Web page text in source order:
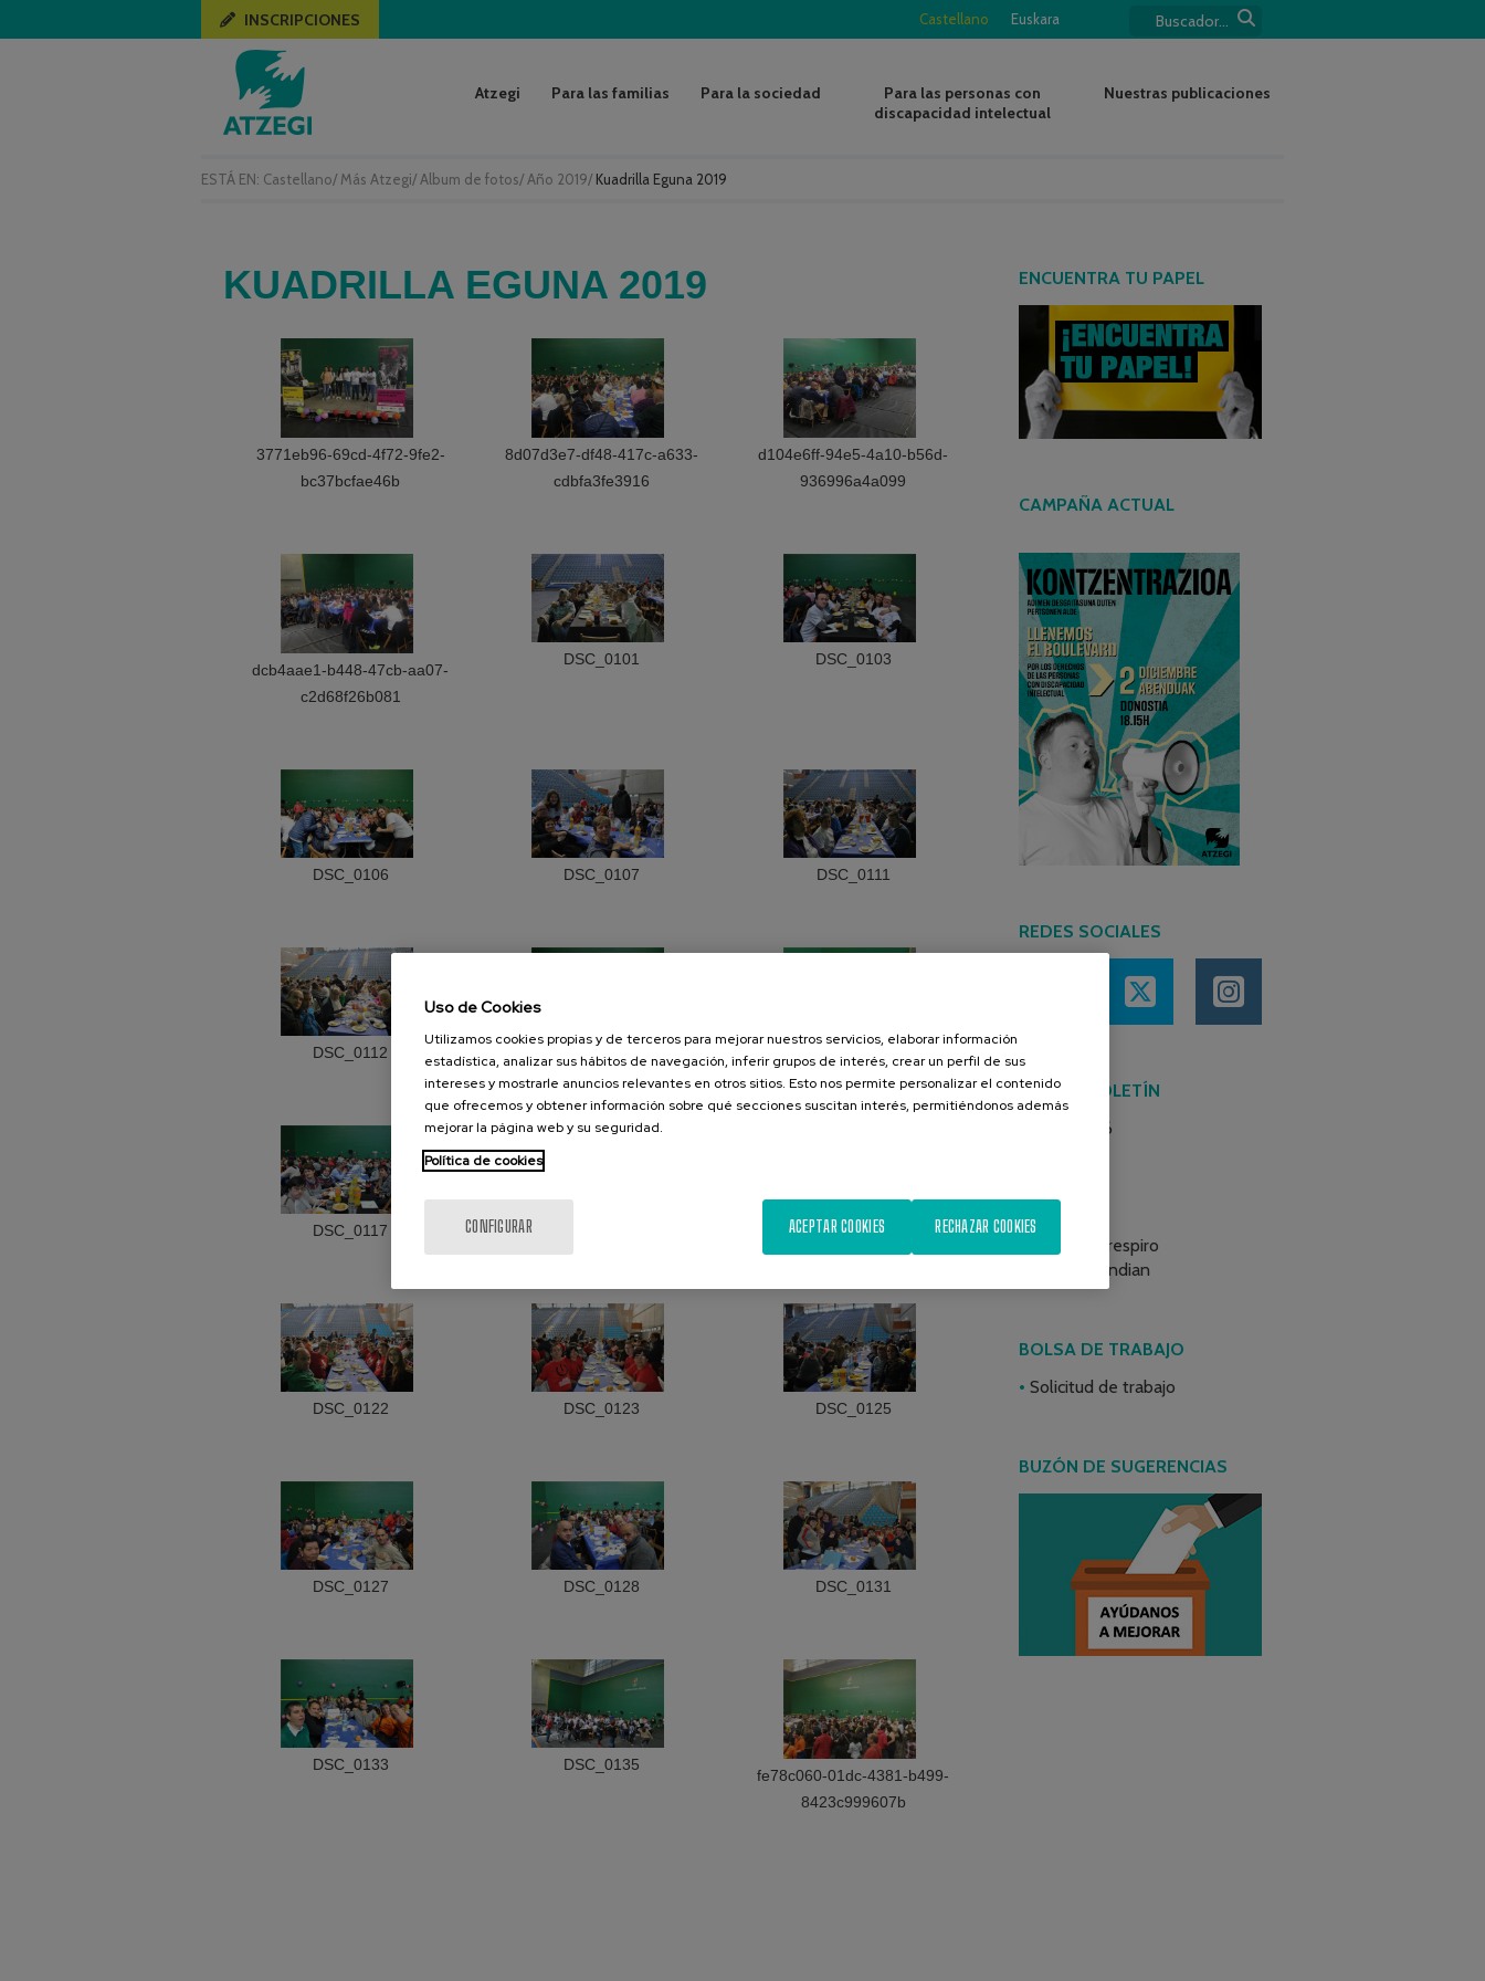
ESTÁ EN: Castellano/ Más Atzegi/ Album de fotos/ Año 2019/ Kuadrilla Eguna 2019
Castellano Euskara
INSCRIPCIONES
Atzegi Para las familias Para la sociedad
Para las personas con
discapacidad intelectual
Nuestras publicaciones
KUADRILLA EGUNA 2019
3771eb96-69cd-4f72-9fe2-
bc37bcfae46b
8d07d3e7-df48-417c-a633-
cdbfa3fe3916
d104e6ff-94e5-4a10-b56d-
936996a4a099
dcb4aae1-b448-47cb-aa07-
c2d68f26b081
DSC_0101 DSC_0103
DSC_0106 DSC_0107 DSC_0111
DSC_0112 DSC_0114 DSC_0116
DSC_0117 DSC_0121
DSC_0122 DSC_0123 DSC_0125
DSC_0127 DSC_0128 DSC_0131
DSC_0133 DSC_0135
fe78c060-01dc-4381-b499-
8423c999607b
ENCUENTRA TU PAPEL
CAMPAÑA ACTUAL
REDES SOCIALES
ÚLTIMO BOLETÍN
Junio 2026
BLOGS
Programa respiro
Atzegi Mendian
BOLSA DE TRABAJO
Solicitud de trabajo
BUZÓN DE SUGERENCIAS
Uso de Cookies
Utilizamos cookies propias y de terceros para mejorar nuestros servicios, elaborar información
estadística, analizar sus hábitos de navegación, inferir grupos de interés, crear un perfil de sus
intereses y mostrarle anuncios relevantes en otros sitios. Esto nos permite personalizar el contenido
que ofrecemos y obtener información sobre qué secciones suscitan interés, permitiéndonos además
mejorar la página web y su seguridad.
Política de cookies
CONFIGURAR RECHAZAR COOKIES
ACEPTAR COOKIES